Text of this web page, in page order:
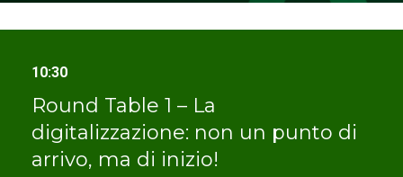
10:30
Round Table 1 – La
digitalizzazione: non un punto di
arrivo, ma di inizio!